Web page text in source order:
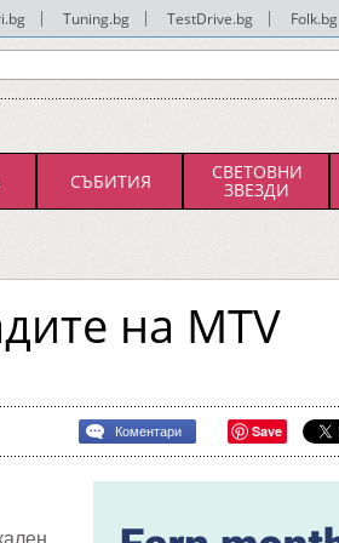
Tuning.bg TestDrive.bg Folk.bg
СЪБИТИЯ СВЕТОВНИ
ЗВЕЗДИ
на MTV
Коментари Save